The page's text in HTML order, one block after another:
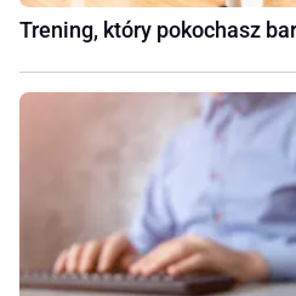
Trening, który pokochasz